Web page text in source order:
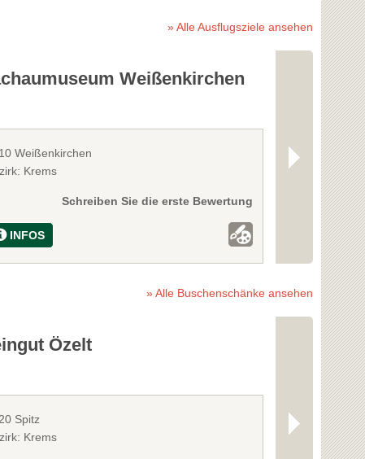
» Alle Ausflugsziele ansehen
Weißenkirchen
Weißenkirchen
Krems
Schreiben Sie die erste Bewertung
INFOS
3512 Mautern
Bezirk: Krems
INFOS
» Alle Buschenschänke ansehen
Özelt
Spitz
Krems
Wein- u.
Matthias
3602
Bezirk: Krems